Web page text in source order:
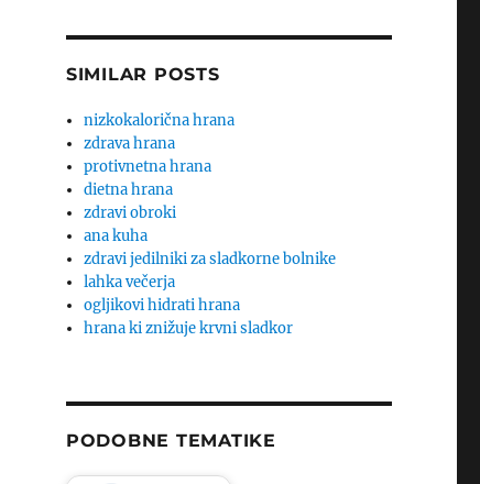
SIMILAR POSTS
nizkokalorična hrana
zdrava hrana
protivnetna hrana
dietna hrana
zdravi obroki
ana kuha
zdravi jedilniki za sladkorne bolnike
lahka večerja
ogljikovi hidrati hrana
hrana ki znižuje krvni sladkor
PODOBNE TEMATIKE